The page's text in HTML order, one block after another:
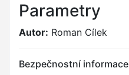
Parametry
Autor: Roman Cílek
Bezpečnostní informace